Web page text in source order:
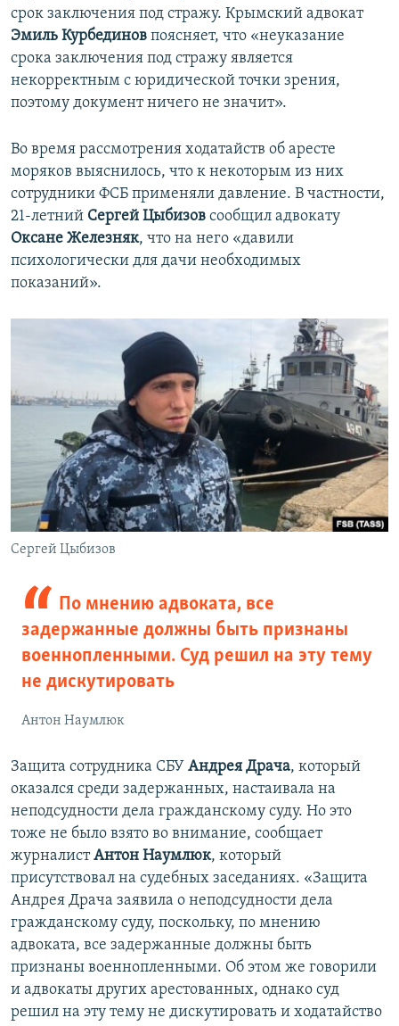
срок заключения под стражу. Крымский адвокат
Эмиль Курбединов поясняет, что «неуказание
срока заключения под стражу является
некорректным с юридической точки зрения,
поэтому документ ничего не значит».
Во время рассмотрения ходатайств об аресте
моряков выяснилось, что к некоторым из них
сотрудники ФСБ применяли давление. В частности,
21-летний Сергей Цыбизов сообщил адвокату
Оксане Железняк, что на него «давили
психологически для дачи необходимых
показаний».
Сергей Цыбизов
По мнению адвоката, все
задержанные должны быть признаны
военнопленными. Суд решил на эту тему
не дискутировать
Антон Наумлюк
Защита сотрудника СБУ Андрея Драча, который
оказался среди задержанных, настаивала на
неподсудности дела гражданскому суду. Но это
тоже не было взято во внимание, сообщает
журналистАнтон Наумлюк, который
присутствовал на судебных заседаниях. «Защита
Андрея Драча заявила о неподсудности дела
гражданскому суду, поскольку, по мнению
адвоката, все задержанные должны быть
признаны военнопленными. Об этом же говорили
и адвокаты других арестованных, однако суд
решил на эту тему не дискутировать и ходатайство